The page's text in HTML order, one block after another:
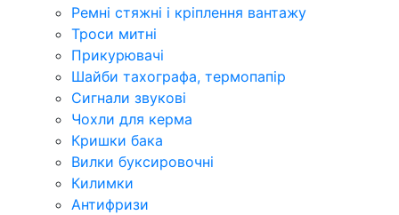
Ремні стяжні і кріплення вантажу
Троси митні
Прикурювачі
Шайби тахографа, термопапір
Сигнали звукові
Чохли для керма
Кришки бака
Вилки буксировочні
Килимки
Антифризи